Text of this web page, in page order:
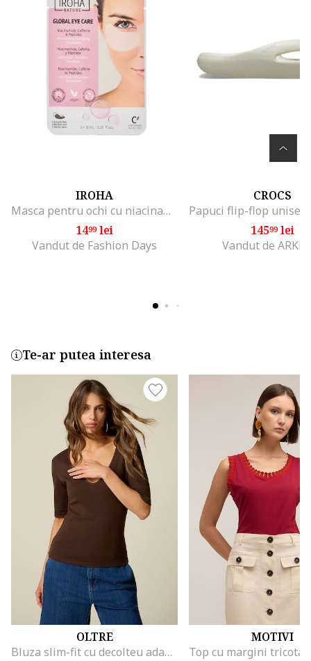
IROHA
Masca pentru ochi cu niacinamide, cafeina si peptide, 2 buc
1499lei
Vandut de Fashion Days
CROCS
14599lei
Vandut de
Te-ar putea interesa
OLTRE
Bluza slim-fit cu decolteu adanc in V, Maro inchis
MOTIVI